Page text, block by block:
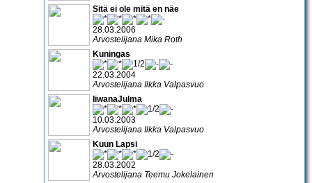
Sitä ei ole mitä en näe
28.03.2006
Arvostelijana Mika Roth
Kuningas
22.03.2004
Arvostelijana Ilkka Valpasvuo
IiwanaJulma
10.03.2003
Arvostelijana Ilkka Valpasvuo
Kuun Lapsi
28.03.2002
Arvostelijana Teemu Jokelainen